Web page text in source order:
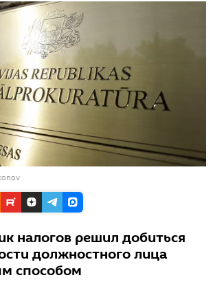
налогов решил добиться
должностного лица
способом